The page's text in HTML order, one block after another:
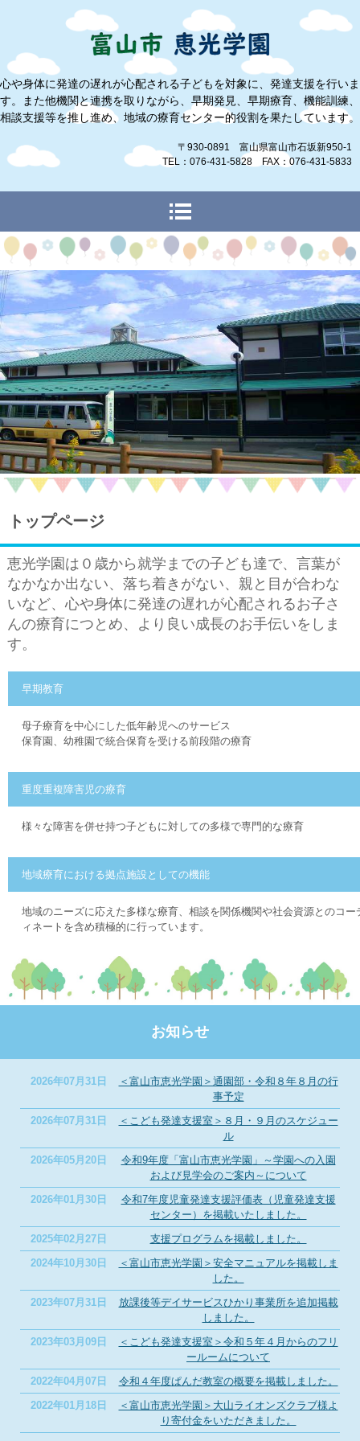
心や身体に発達の遅れが心配される子どもを対象に、発達支援を行いま
す。また他機関と連携を取りながら、早期発見、早期療育、機能訓練、
相談支援等を推し進め、地域の療育センター的役割を果たしています。
〒930-0891 富山県富山市石坂新950-1
TEL：076-431-5828 FAX：076-431-5833
トップページ
恵光学園は０歳から就学までの子ども達で、言葉が
なかなか出ない、落ち着きがない、親と目が合わな
いなど、心や身体に発達の遅れが心配されるお子さ
んの療育につとめ、より良い成長のお手伝いをしま
す。
早期教育
母子療育を中心にした低年齢児へのサービス
保育園、幼稚園で統合保育を受ける前段階の療育
重度重複障害児の療育
様々な障害を併せ持つ子どもに対しての多様で専門的な療育
地域療育における拠点施設としての機能
地域のニーズに応えた多様な療育、相談を関係機関や社会資源とのコー
ィネートを含め積極的に行っています。
お知らせ
2026年07月31日
＜富山市恵光学園＞通園部・令和８年８月の行
事予定
2026年07月31日
＜こども発達支援室＞８月・９月のスケジュー
ル
2026年05月20日
令和9年度「富山市恵光学園」～学園への入園
および見学会のご案内～について
2026年01月30日
令和7年度児童発達支援評価表（児童発達支援
センター）を掲載いたしました。
2025年02月27日
支援プログラムを掲載しました。
2024年10月30日
＜富山市恵光学園＞安全マニュアルを掲載しま
した。
2023年07月31日
放課後等デイサービスひかり事業所を追加掲載
しました。
2023年03月09日
＜こども発達支援室＞令和５年４月からのフリ
ールームについて
2022年04月07日
令和４年度ぱんだ教室の概要を掲載しました。
2022年01月18日
＜富山市恵光学園＞大山ライオンズクラブ様よ
り寄付金をいただきました。